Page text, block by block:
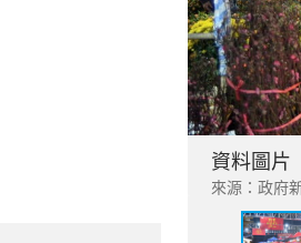
資料圖片
來源：政府